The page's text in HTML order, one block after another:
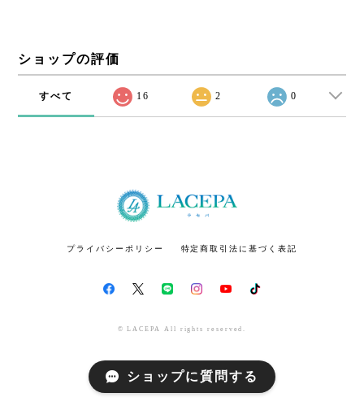
ショップの評価
すべて 16 2 0
プライバシーポリシー 特定商取引法に基づく表記
© LACEPA All rights reserved.
ショップに質問する